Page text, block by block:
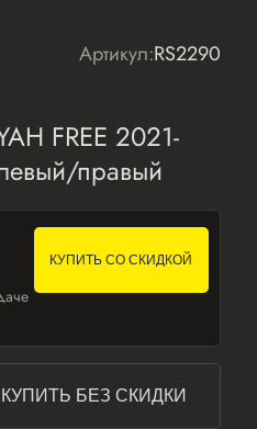
Артикул:RS2290
FREE 2021-
правый
КУПИТЬ СО СКИДКОЙ
КУПИТЬ БЕЗ СКИДКИ